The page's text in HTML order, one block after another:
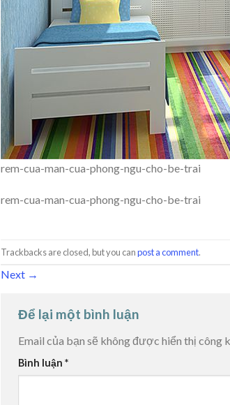
rem-cua-man-cua-phong-ngu-cho-be-trai
rem-cua-man-cua-phong-ngu-cho-be-trai
Trackbacks are closed, but you canpost a comment.
Next →
Để lại một bình luận
Email của bạn sẽ không được hiển thị công
Bình luận *